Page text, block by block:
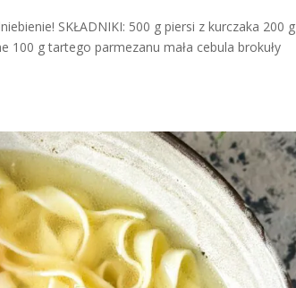
SKŁADNIKI: 500 g piersi z kurczaka 200 g
100 g tartego parmezanu mała cebula brokuły